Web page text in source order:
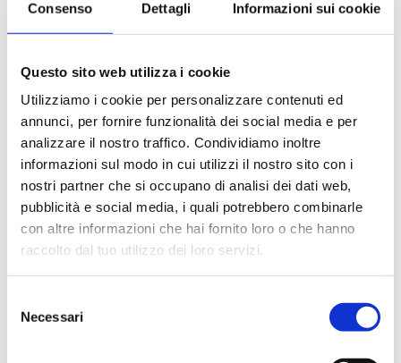
Consenso Dettagli Informazioni sui cookie
Questo sito web utilizza i cookie
Utilizziamo i cookie per personalizzare contenuti ed
annunci, per fornire funzionalità dei social media e per
analizzare il nostro traffico. Condividiamo inoltre
informazioni sul modo in cui utilizzi il nostro sito con i
nostri partner che si occupano di analisi dei dati web,
pubblicità e social media, i quali potrebbero combinarle
con altre informazioni che hai fornito loro o che hanno
raccolto dal tuo utilizzo dei loro servizi.
delNecessari
Le quote di servizio (mance)
Il trattamento di pensione completa a bordo (colazione,
Bevande a dispenser, serata di Gala con menù
La partecipazione a tutte le attività di animazione
(giochi, concorsi, tornei, feste, serate a tema).
Gli spettacoli musicali o di cabaret nel teatro di bordo, i
balli e le feste in programma tutte le sere durante la
crociera.
L'utilizzo di tutte le attrezzature della nave: piscine,
lettini, teli mare, palestra, vasche idromassaggio,
biblioteca, discoteca.
Le bevande, le escursioni a terra nel corso della crociera,